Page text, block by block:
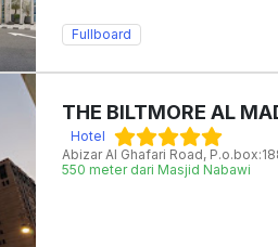
Fullboard
THE BILTMORE AL
Hotel
Abizar Al Ghafari Road,
550 meter dari Masjid Nabawi